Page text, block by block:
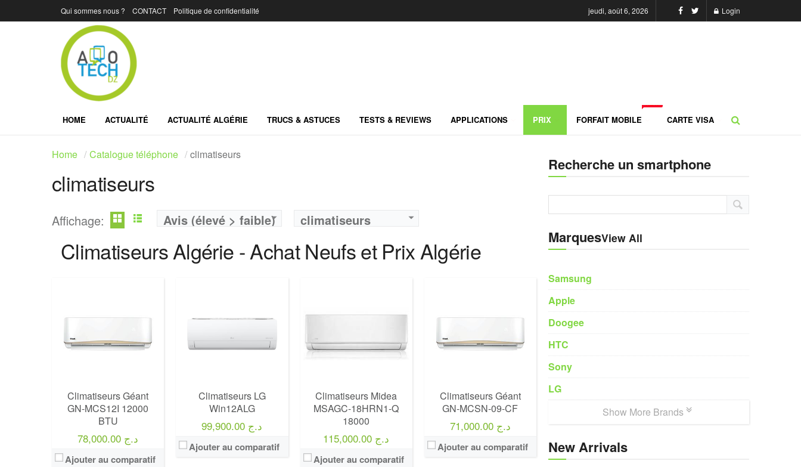
Qui sommes nous ? CONTACT Politique de confidentialité jeudi, août 6, 2026 Login
HOME ACTUALITÉ ACTUALITÉ ALGÉRIE TRUCS & ASTUCES TESTS & REVIEWS APPLICATIONS PRIX FORFAIT MOBILE CARTE VISA
Home Catalogue téléphone climatiseurs
climatiseurs
Affichage: Avis (élevé > faible) climatiseurs
Climatiseurs Algérie - Achat Neufs et Prix Algérie
Climatiseurs Géant
GN-MCS12I 12000
BTU
78,000.00 د.ج
Ajouter au comparatif
Climatiseurs LG
Win12ALG
99,900.00 د.ج
Ajouter au comparatif
Climatiseurs Midea
MSAGC-18HRN1-Q
18000
115,000.00 د.ج
Ajouter au comparatif
Climatiseurs Géant
GN-MCSN-09-CF
71,000.00 د.ج
Ajouter au comparatif
Recherche un smartphone
MarquesView All
Samsung
Apple
Doogee
HTC
Sony
LG
Show More Brands
New Arrivals